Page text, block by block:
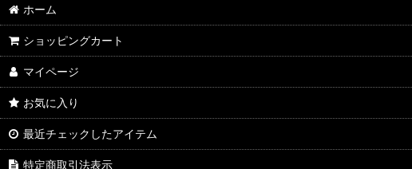
テラフォーマーズ
トリニティセブン
DRAMAtical Murder
テイルズオブゼスティリア
DIABOLIK LOVERS
ホーム
ショッピングカート
マイページ
お気に入り
最近チェックしたアイテム
特定商取引法表示